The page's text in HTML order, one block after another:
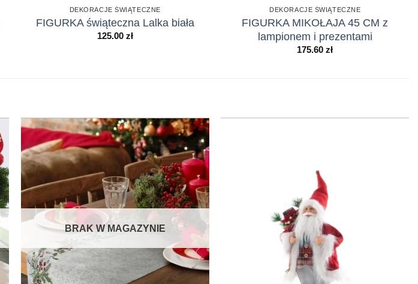
DEKORACJE ŚWIĄTECZNE
FIGURKA świąteczna Lalka biała
125.00 zł
DEKORACJE ŚWIĄTECZNE
FIGURKA MIKOŁAJA 45 CM z
lampionem i prezentami
175.60zł
BRAK W MAGAZYNIE